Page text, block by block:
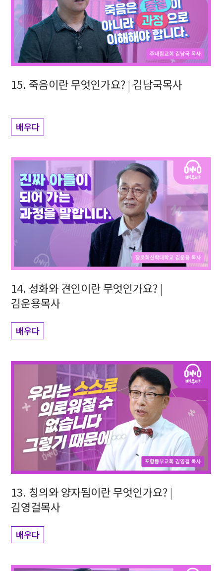
15. 죽음이란 무엇인가요? | 김남국목사
배우다
14. 성화와 견인이란 무엇인가요? |
김운용목사
배우다
13. 칭의와 양자됨이란 무엇인가요? |
김영걸목사
배우다